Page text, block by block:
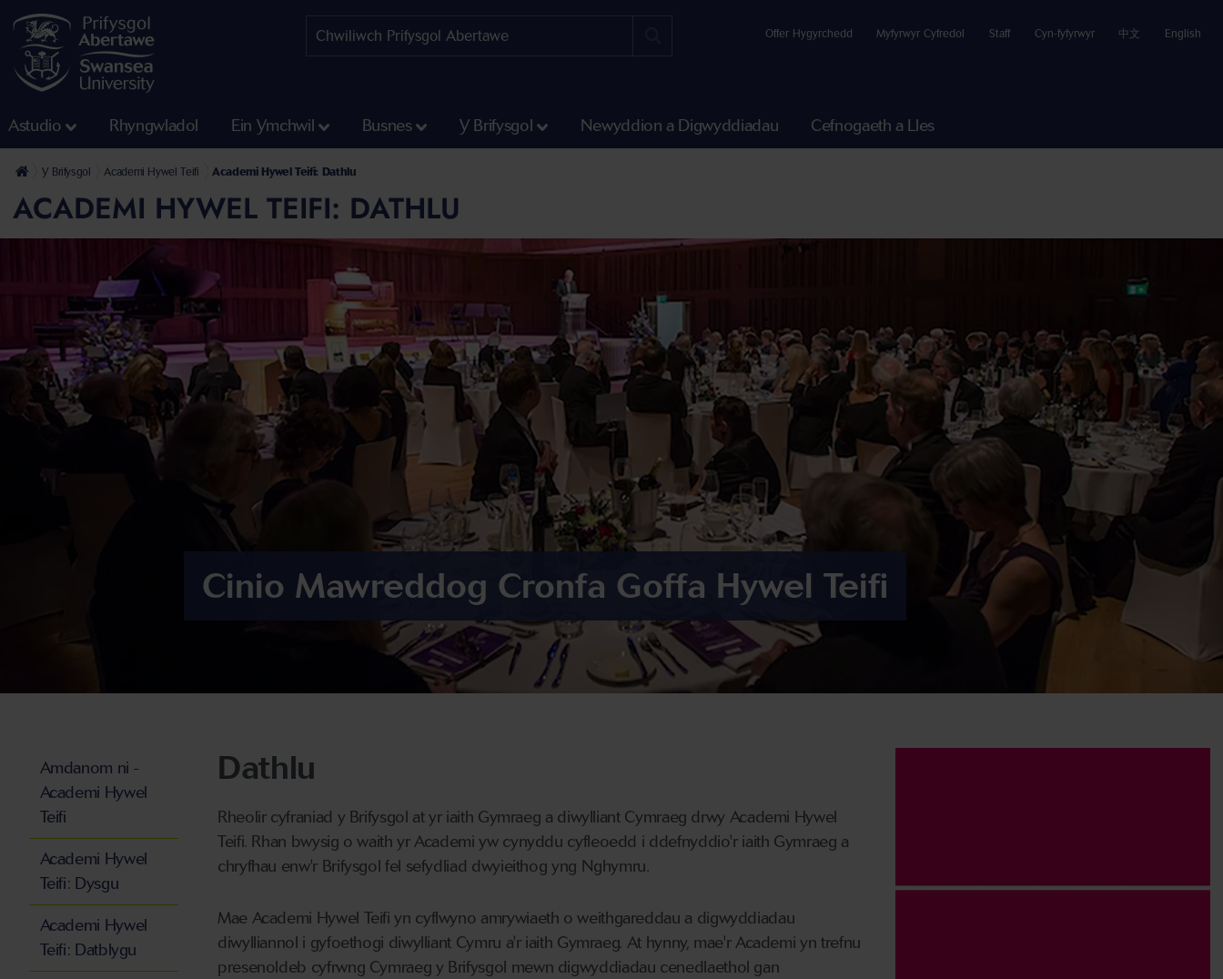
Offer Hygyrchedd Myfyrwyr Cyfredol Staff Cyn-fyfyrwyr 中文 English
Astudio Rhyngwladol Ein Ymchwil Busnes Y Brifysgol Newyddion a Digwyddiadau Cefnogaeth a Lles
Y Brifysgol Academi Hywel Teifi Academi Hywel Teifi: Dathlu
ACADEMI HYWEL TEIFI: DATHLU
Cinio Mawreddog Cronfa Goffa Hywel Teifi
Dathlu
Rheolir cyfraniad y Brifysgol at yr iaith Gymraeg a diwylliant Cymraeg drwy Academi Hywel
Teifi. Rhan bwysig o waith yr Academi yw cynyddu cyfleoedd i ddefnyddio'r iaith Gymraeg a
chryfhau enw'r Brifysgol fel sefydliad dwyieithog yng Nghymru.
Mae Academi Hywel Teifi yn cyflwyno amrywiaeth o weithgareddau a digwyddiadau
diwylliannol i gyfoethogi diwylliant Cymru a'r iaith Gymraeg. At hynny, mae'r Academi yn trefnu
presenoldeb cyfrwng Cymraeg y Brifysgol mewn digwyddiadau cenedlaethol gan
Amdanom ni -
Academi Hywel
Teifi
Academi Hywel
Teifi: Dysgu
Academi Hywel
Teifi: Datblygu